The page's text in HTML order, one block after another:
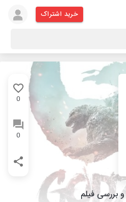
خرید اشتراک
0
0